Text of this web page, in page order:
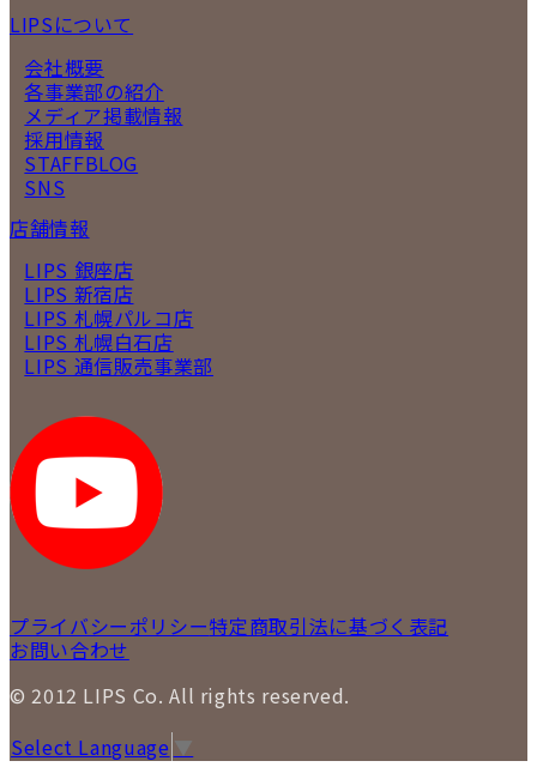
LIPSについて
会社概要
各事業部の紹介
メディア掲載情報
採用情報
STAFFBLOG
SNS
店舗情報
LIPS 銀座店
LIPS 新宿店
LIPS 札幌パルコ店
LIPS 札幌白石店
LIPS 通信販売事業部
プライバシーポリシー特定商取引法に基づく表記
お問い合わせ
© 2012 LIPS Co. All rights reserved.
Select Language ▼